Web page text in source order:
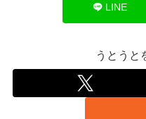
LINE
うとうと